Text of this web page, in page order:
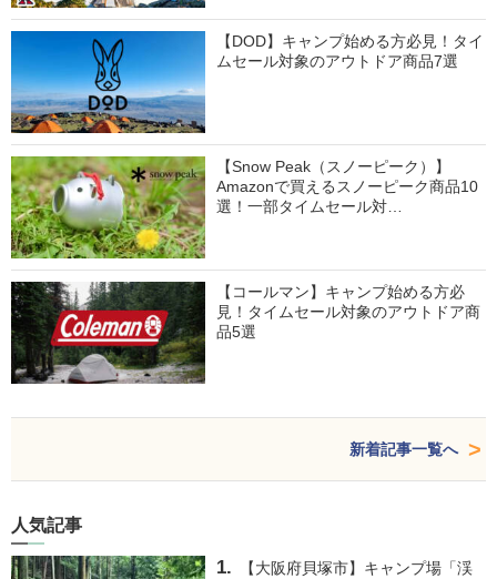
【DOD】キャンプ始める方必見！タイ
ムセール対象のアウトドア商品7選
【Snow Peak（スノーピーク）】
Amazonで買えるスノーピーク商品10
選！一部タイムセール対…
【コールマン】キャンプ始める方必
見！タイムセール対象のアウトドア商
品5選
新着記事一覧へ
人気記事
【大阪府貝塚市】キャンプ場「渓